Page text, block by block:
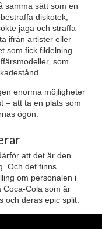
samma sätt som en
diskotek,
jaga och straffa
ifrån artister eller
som fick fildelning
som
enorma möjligheter
– att ta en plats som
ögon.
att det är den
Och det finns
om personalen i
Coca-Cola som är
och deras epic split.